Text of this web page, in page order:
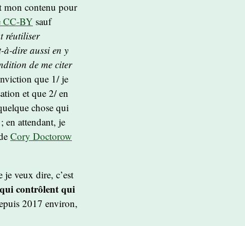
mon contenu pour
CC-BY sauf
réutiliser
à-dire aussi en y
de me citer
que 1/ je
et que 2/ en
chose qui
en attendant, je
Cory Doctorow
veux dire, c’est
qui contrôlent qui
2017 environ,